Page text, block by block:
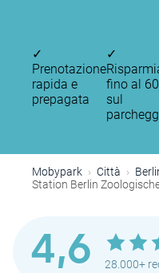
✓
Prenotazione
rapida e
prepagata
✓
fino al
sul
Mobypark Città
Station Berlin
4,6 28.000+